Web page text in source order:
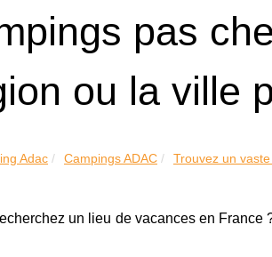
pas
ou la ville
Adac Campings ADAC Trouvez un
un lieu de vacances en France